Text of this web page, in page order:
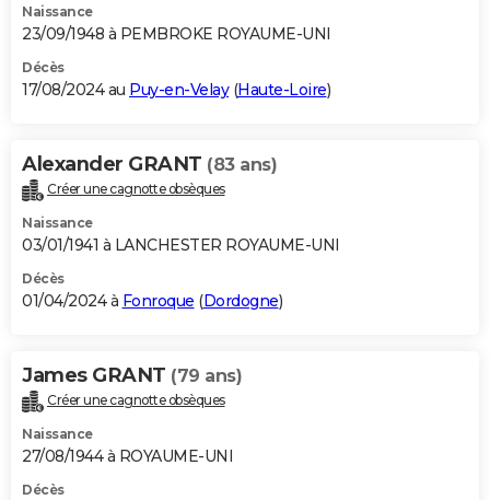
Naissance
23/09/1948 à PEMBROKE ROYAUME-UNI
Décès
17/08/2024 au Puy-en-Velay(Haute-Loire)
Alexander GRANT (83 ans)
Créer une cagnotte obsèques
Naissance
03/01/1941 à LANCHESTER ROYAUME-UNI
Décès
01/04/2024 à Fonroque (Dordogne)
James GRANT (79 ans)
Créer une cagnotte obsèques
Naissance
27/08/1944 à ROYAUME-UNI
Décès